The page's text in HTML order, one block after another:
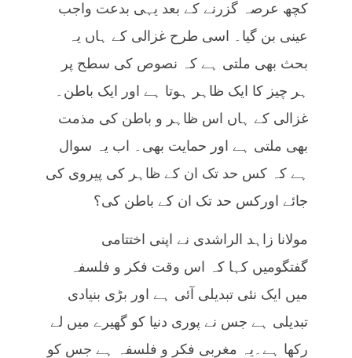
کچھ عرصہ گزرنے کے بعد یہی بدعت واجب
عینی بن گیا۔ اسی طرح غزالی کے ہاں یہ
بحث بھی ملتی ہے کہ نصوص کی سطح پر
ہر چیز کا ایک ظاہر ہوتا ہے اور ایک باطن۔
غزالی کے ہاں اس ظاہر و باطن کی مذمت
بھی ملتی ہے اور حمایت بھی۔ اب یہ سوال
ہے کہ کس حد تک ان کے ظاہر کی پیروی کی
جائے اورکس حد تک ان کے باطن کی؟
مولانا زاہد الراشدی نے اپنی اختتامی
گفتگومیں کہا کہ اس وقت فکر و فلسفہ
میں ایک نئی تبدیلی آئی ہے اور بڑی بنیادی
تبدیلی ہے جس نے پوری دنیا کو گھیرے میں لے
رکھا ہے۔یہ مغربی فکر و فلسفہ ہے جس کو